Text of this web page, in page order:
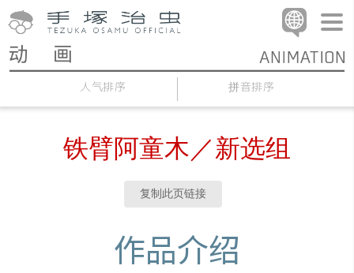
人气排序 拼音排序
铁臂阿童木／新选组
复制此页链接
作品介绍